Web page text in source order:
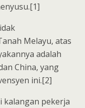
Melayu, atas
adalah
China, yang
ini.[2]
kalangan pekerja